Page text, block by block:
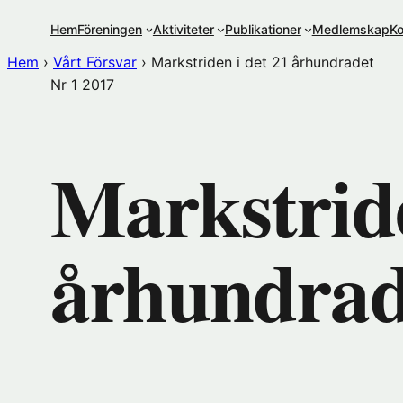
innehåll
HemFöreningen Aktiviteter Publikationer Medlemskap
Hem › Vårt Försvar › Markstriden i det 21 århundradet
Nr 1 2017